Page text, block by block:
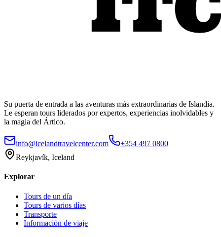
Su puerta de entrada a las aventuras más extraordinarias de Islandia.
Le esperan tours liderados por expertos, experiencias inolvidables y
la magia del Ártico.
info@icelandtravelcenter.com
+354 497 0800
Reykjavík, Iceland
Explorar
Tours de un día
Tours de varios días
Transporte
Información de viaje